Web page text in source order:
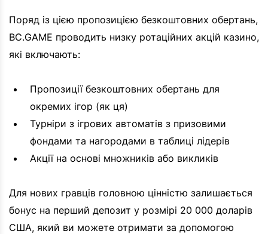
Поряд із цією пропозицією безкоштовних обертань,
BC.GAME проводить низку ротаційних акцій казино,
які включають:
Пропозиції безкоштовних обертань для
окремих ігор (як ця)
Турніри з ігрових автоматів з призовими
фондами та нагородами в таблиці лідерів
Акції на основі множників або викликів
Для нових гравців головною цінністю залишається
бонус на перший депозит у розмірі 20 000 доларів
США, який ви можете отримати за допомогою